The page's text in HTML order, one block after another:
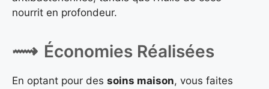
nourrit en profondeur.
Économies Réalisées
En optant pour des soins maison, vous faites